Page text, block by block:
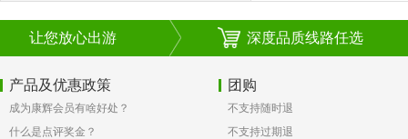
让您放心出游 深度品质线路任选
产品及优惠政策
成为康辉会员有啥好处？
什么是点评奖金？
团购
不支持随时退
不支持过期退